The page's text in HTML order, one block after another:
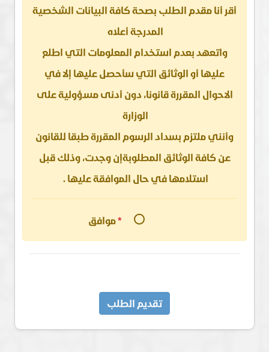
أقر أنا مقدم الطلب بصحة كافة البيانات الشخصية
المدرجة أعلاه
واتعهد بعدم استخدام المعلومات التي اطلع
عليها أو الوثائق التي سأحصل عليها إلا في
الاحوال المقررة قانونا، دون أدنى مسؤولية على
الوزارة
وأنني ملتزم بسداد الرسوم المقررة طبقا للقانون
عن كافة الوثائق المطلوبةإن وجدت، وذلك قبل
استلامها في حال الموافقة عليها .
*موافق
تقديم الطلب